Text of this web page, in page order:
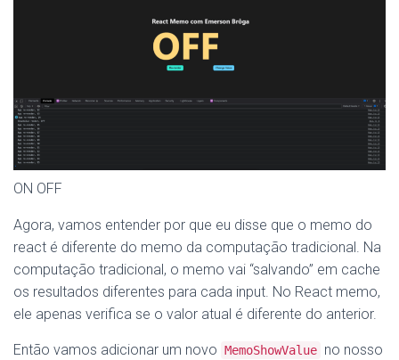
ON OFF
Agora, vamos entender por que eu disse que o memo do
react é diferente do memo da computação tradicional. Na
computação tradicional, o memo vai “salvando” em cache
os resultados diferentes para cada input. No React memo,
ele apenas verifica se o valor atual é diferente do anterior.
Então vamos adicionar um novo MemoShowValue no nosso